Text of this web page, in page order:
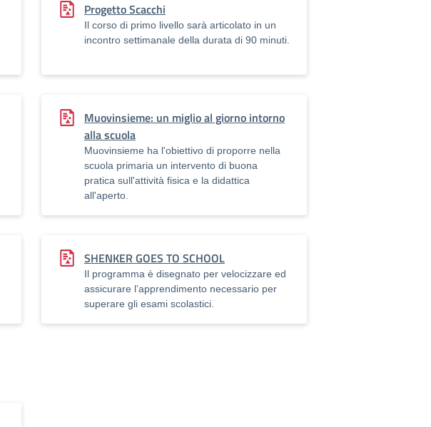
Progetto Scacchi
Il corso di primo livello sarà articolato in un
incontro settimanale della durata di 90 minuti.
Muovinsieme: un miglio al giorno intorno
alla scuola
Muovinsieme ha l'obiettivo di proporre nella
scuola primaria un intervento di buona
pratica sull'attività fisica e la didattica
all'aperto.
SHENKER GOES TO SCHOOL
Il programma è disegnato per velocizzare ed
assicurare l’apprendimento necessario per
superare gli esami scolastici.